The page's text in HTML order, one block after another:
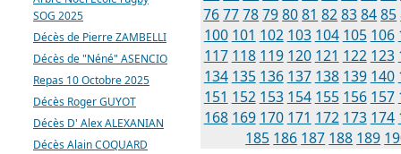
767778798081 82838485
100 101 102 103 104 105 106
117 118 119 120 121 122 123
134 135 136 137 138 139 140
151 152 153 154 155 156 157
168 169 170 171 172 173 174
185 186 187 188 189
SOG 2025
Décès de Pierre ZAMBELLI
Décès de "Néné" ASENCIO
Repas 10 Octobre 2025
Décès Roger GUYOT
Décès D' Alex ALEXANIAN
Décès Alain COQUARD